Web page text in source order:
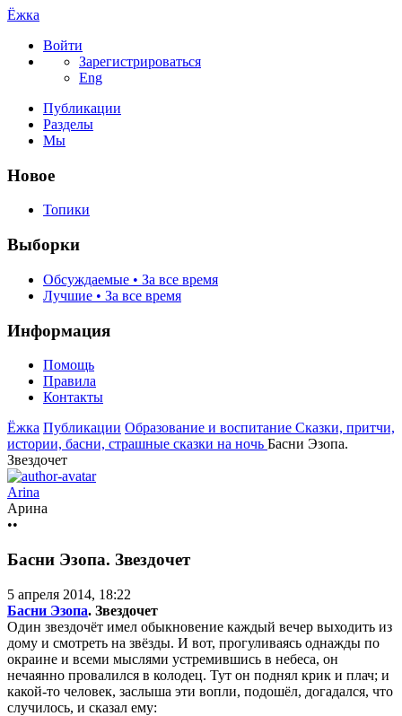
Ёжка
Войти
Зарегистрироваться
Eng
Публикации
Разделы
Мы
Новое
Топики
Выборки
Обсуждаемые • За все время
Лучшие • За все время
Информация
Помощь
Правила
Контакты
Ёжка Публикации Образование и воспитание Сказки, притчи,
истории, басни, страшные сказки на ночь Басни Эзопа.
Звездочет
Arina
Арина
••
Басни Эзопа. Звездочет
5 апреля 2014, 18:22
Басни Эзопа. Звездочет
Один звездочёт имел обыкновение каждый вечер выходить из
дому и смотреть на звёзды. И вот, прогуливаясь однажды по
окраине и всеми мыслями устремившись в небеса, он
нечаянно провалился в колодец. Тут он поднял крик и плач; и
какой-то человек, заслыша эти вопли, подошёл, догадался, что
случилось, и сказал ему: